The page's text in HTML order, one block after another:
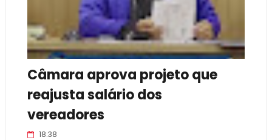
Câmara aprova projeto que
reajusta salário dos
vereadores
18:38